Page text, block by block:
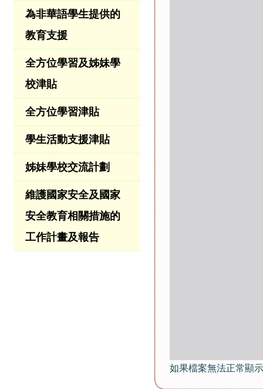
為非華語學生提供的
教育支援
全方位學習及姊妹學
校津貼
全方位學習津貼
學生活動支援津貼
姊妹學校交流計劃
維護國家安全及國家
安全教育相關措施的
工作計畫及報告
如果檔案無法正常顯